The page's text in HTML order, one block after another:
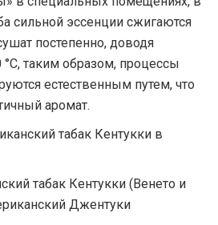
сильной эссенции сжигаются
постепенно, доводя
°С, таким образом, процессы
естественным путем, что
аромат.
табак Кентукки в
табак Кентукки (Венето и
Джентуки